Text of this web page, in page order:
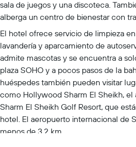
sala de juegos y una discoteca.
alberga un centro de bienestar con
El hotel ofrece servicio de limpieza
lavandería y aparcamiento de
admite mascotas y se encuentra a
plaza SOHO y a pocos pasos de la
huéspedes también pueden visitar
como Hollywood Sharm El Sheikh, el
Sharm El Sheikh Golf Resort, que
hotel. El aeropuerto internacional de
menos de 3,2 km.